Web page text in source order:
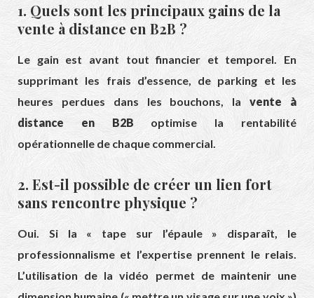
1. Quels sont les principaux gains de la
vente à distance en B2B ?
Le gain est avant tout financier et temporel. En
supprimant les frais d’essence, de parking et les
heures perdues dans les bouchons, lavente à
distance en B2B optimise la rentabilité
opérationnelle de chaque commercial.
2. Est-il possible de créer un lien fort
sans rencontre physique ?
Oui. Si la « tape sur l’épaule » disparaît, le
professionnalisme et l’expertise prennent le relais.
L’utilisation de la vidéo permet de maintenir une